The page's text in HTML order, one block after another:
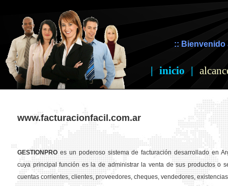
:: Bienvenido
| inicio |
www.facturacionfacil.com.ar
GESTION PRO es un poderoso sistema de facturación desarrollado en
cuya principal función es la de administrar la venta de sus productos o
cuentas corrientes, clientes, proveedores, cheques, vendedores,